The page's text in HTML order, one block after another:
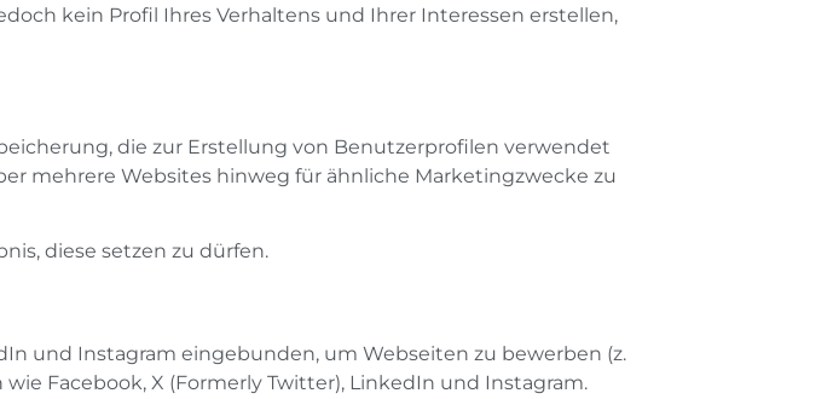
kein Profil Ihres Verhaltens und Ihrer Interessen erstellen,
die zur Erstellung von Benutzerprofilen verwendet
mehrere Websites hinweg für ähnliche Marketingzwecke zu
diese setzen zu dürfen.
und Instagram eingebunden, um Webseiten zu bewerben (z.
wie Facebook, X (Formerly Twitter), LinkedIn und Instagram.